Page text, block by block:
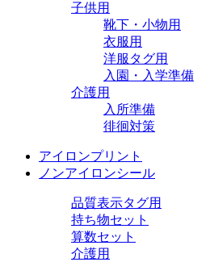
子供用
靴下・小物用
衣服用
洋服タグ用
入園・入学準備
介護用
入所準備
徘徊対策
アイロンプリント
ノンアイロンシール
品質表示タグ用
持ち物セット
算数セット
介護用